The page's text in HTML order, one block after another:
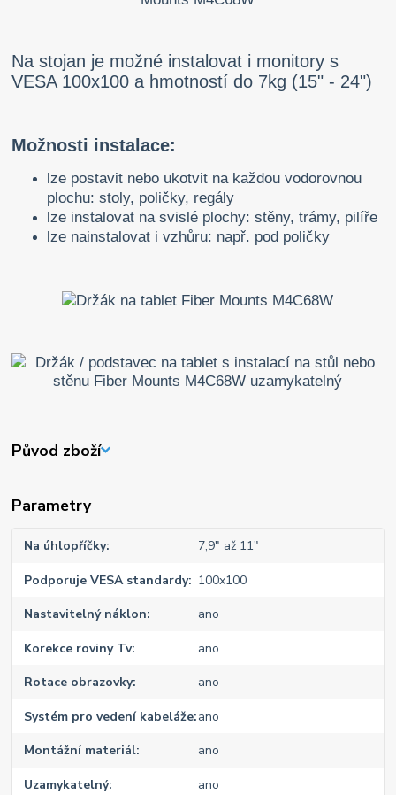
Na stojan je možné instalovat i monitory s
VESA 100x100 a hmotností do 7kg (15" - 24")
Možnosti instalace:
lze postavit nebo ukotvit na každou vodorovnou
plochu: stoly, poličky, regály
lze instalovat na svislé plochy: stěny, trámy, pilíře
lze nainstalovat i vzhůru: např. pod poličky
Původ zboží
Parametry
Na úhlopříčky 7,9" až 11"
Podporuje VESA standardy 100x100
Nastavitelný náklon ano
Korekce roviny Tv ano
Rotace obrazovky ano
Systém pro vedení kabeláže ano
Montážní materiál ano
Uzamykatelný ano